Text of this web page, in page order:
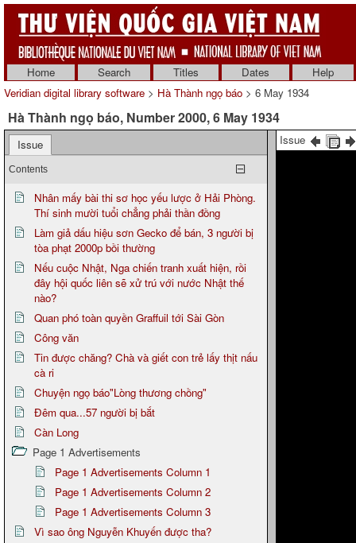
Home Search Titles Dates
Help
Veridian digital library software > Hà Thành ngọ báo > 6 May 1934
Hà Thành ngọ báo, Number 2000, 6 May 1934
Issue
Contents
Nhân mấy bài thi sơ học yếu lược ở Hải Phòng.
Thí sinh mười tuổi chẳng phải thần đồng
Làm giả dấu hiệu sơn Gecko để bán, 3 người bị
tòa phạt 2000p bồi thường
Nếu cuộc Nhật, Nga chiến tranh xuất hiện, rồi
đây hội quốc liên sẽ xử trú với nước Nhật thế
nào?
Quan phó toàn quyền Graffuil tới Sài Gòn
Công văn
Tin được chăng? Chà và giết con trẻ lấy thịt nấu
cà ri
Chuyện ngọ báo"Lòng thương chồng"
Đêm qua...57 người bị bắt
Càn Long
Page 1 Advertisements
Page 1 Advertisements Column 1
Page 1 Advertisements Column 2
Page 1 Advertisements Column 3
Vì sao ông Nguyễn Khuyến được tha?
Issue